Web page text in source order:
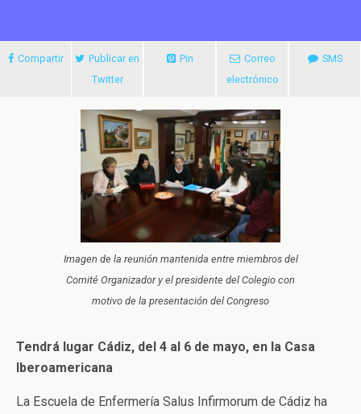
Compartir
Publicar en
Twitter
Pin
Correo
electrónico
SMS
Imagen de la reunión mantenida entre miembros del
Comité Organizador y el presidente del Colegio con
motivo de la presentación del Congreso
Tendrá lugar Cádiz, del 4 al 6 de mayo, en la Casa
Iberoamericana
La Escuela de Enfermería Salus Infirmorum de Cádiz ha